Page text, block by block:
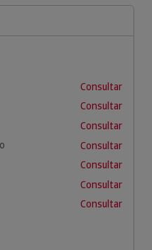
Consultar
Consultar
Consultar
Consultar
Consultar
Consultar
Consultar